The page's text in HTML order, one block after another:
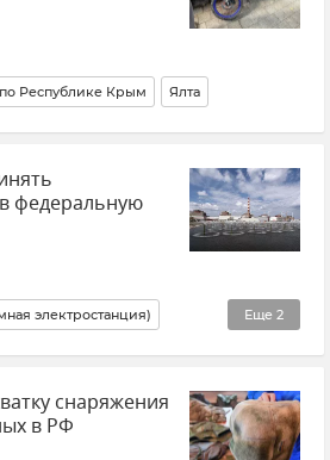
Республике Крым Ялта
федеральную
Еще 2
электростанция)
Владимир Путин (политик)
снаряжения
в РФ